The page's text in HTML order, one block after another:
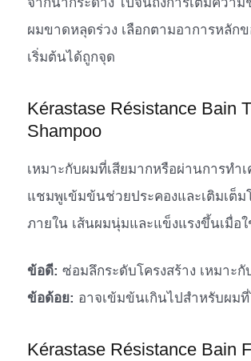
ผมขาดหลุดร่วง เลือกตามอาการหลัก
เริ่มต้นได้ถูกจุด
Kérastase Résistance Bain
Shampoo
เหมาะกับผมที่เสียมากหรือผ่านการทำ
แชมพูเข้มข้นช่วยประคองและเติมเต็ม
ภายใน เส้นผมนุ่มและแข็งแรงขึ้นเมื่อใ
ข้อดี: ซ่อมลึกระดับโครงสร้าง เหมาะ
ข้อด้อย: อาจเข้มข้นเกินไปสำหรับผมที่
Kérastase Résistance Bain